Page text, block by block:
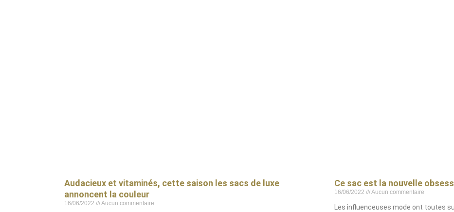
Audacieux et vitaminés, cette saison les sacs de luxe
annoncent la couleur
16/06/2022 Aucun commentaire
Ce sac est la nouvelle
16/06/2022 Aucun commentaire
Les influenceuses mode ont toutes